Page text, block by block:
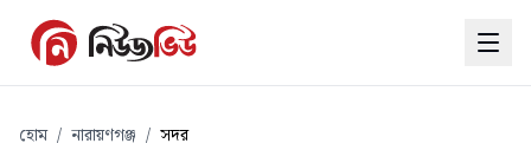
হোম / নারায়ণগঞ্জ / সদর